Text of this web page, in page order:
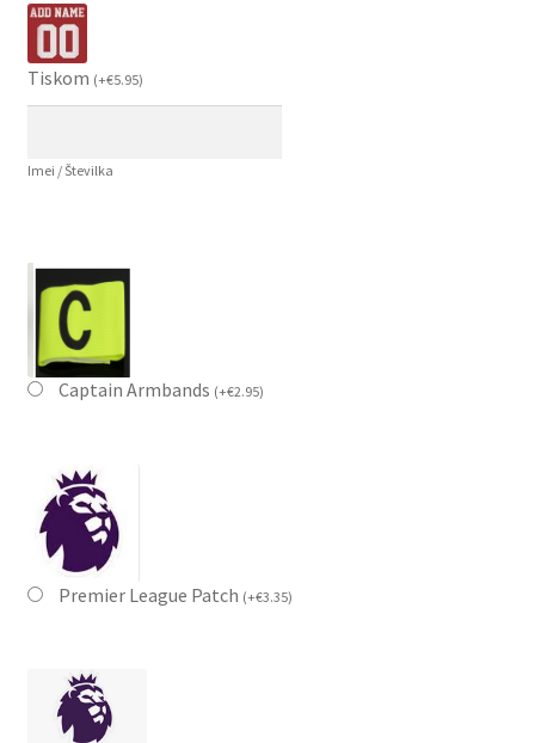
Tiskom (+€5.95)
Imei / Številka
Captain Armbands (+€2.95)
Premier League Patch (+€3.35)